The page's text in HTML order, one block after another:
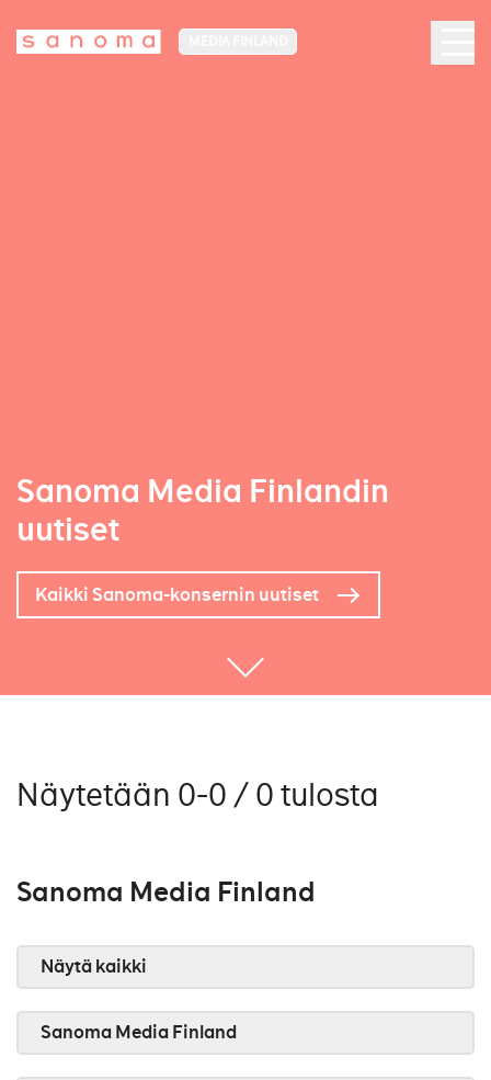
Sanoma Media Finlandin
uutiset
Kaikki Sanoma-konsernin uutiset
Näytetään 0-0 / 0 tulosta
Sanoma Media Finland
Näytä kaikki
Sanoma Media Finland